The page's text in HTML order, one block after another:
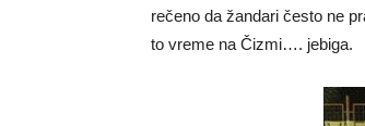
rečeno da žandari često ne
to vreme na Čizmi…. jebiga.